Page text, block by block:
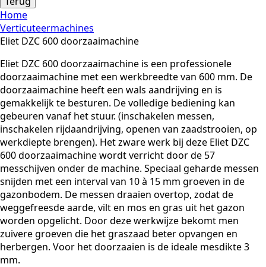
Home
Verticuteermachines
Eliet DZC 600 doorzaaimachine
Eliet DZC 600 doorzaaimachine is een professionele
doorzaaimachine met een werkbreedte van 600 mm. De
doorzaaimachine heeft een wals aandrijving en is
gemakkelijk te besturen. De volledige bediening kan
gebeuren vanaf het stuur. (inschakelen messen,
inschakelen rijdaandrijving, openen van zaadstrooien, op
werkdiepte brengen). Het zware werk bij deze Eliet DZC
600 doorzaaimachine wordt verricht door de 57
messchijven onder de machine. Speciaal geharde messen
snijden met een interval van 10 à 15 mm groeven in de
gazonbodem. De messen draaien overtop, zodat de
weggefreesde aarde, vilt en mos en gras uit het gazon
worden opgelicht. Door deze werkwijze bekomt men
zuivere groeven die het graszaad beter opvangen en
herbergen. Voor het doorzaaien is de ideale mesdikte 3
mm.